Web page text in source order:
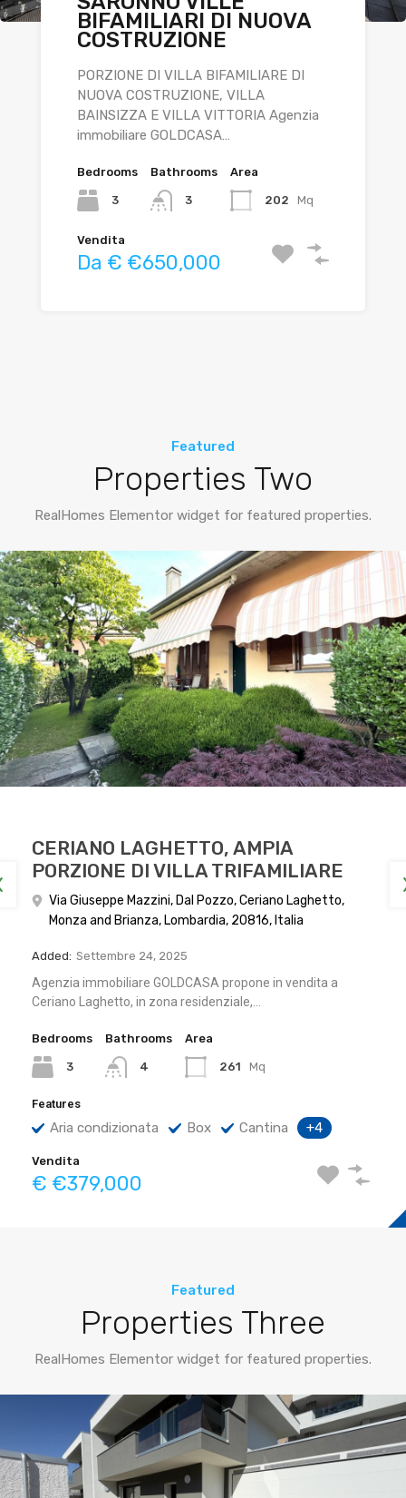
BIFAMILIARI DI NUOVA
COSTRUZIONE
PORZIONE DI VILLA BIFAMILIARE DI
NUOVA COSTRUZIONE, VILLA
BAINSIZZA E VILLA VITTORIA Agenzia
immobiliare GOLDCASA…
Bedrooms
3
Bathrooms
3
Area
202 Mq
Vendita
Da € €650,000
PARINI – NUOVA
COSTRUZIONE
Bedrooms Bathrooms Area
Vendita
NUOVI ELEGANTI
APPARTAMENTI A
Bedrooms Bathrooms
Vendita
Featured
Properties Two
RealHomes Elementor widget for featured properties.
CERIANO LAGHETTO, AMPIA
PORZIONE DI VILLA TRIFAMILIARE
Via Giuseppe Mazzini, Dal Pozzo, Ceriano Laghetto,
Monza and Brianza, Lombardia, 20816, Italia
Added: Settembre 24, 2025
Agenzia immobiliare GOLDCASA propone in vendita a
Ceriano Laghetto, in zona residenziale,…
Bedrooms
3
Bathrooms
4
Area
261 Mq
Features
Aria condizionata Box Cantina +4
Vendita
€ €379,000
Featured
Properties Three
RealHomes Elementor widget for featured properties.